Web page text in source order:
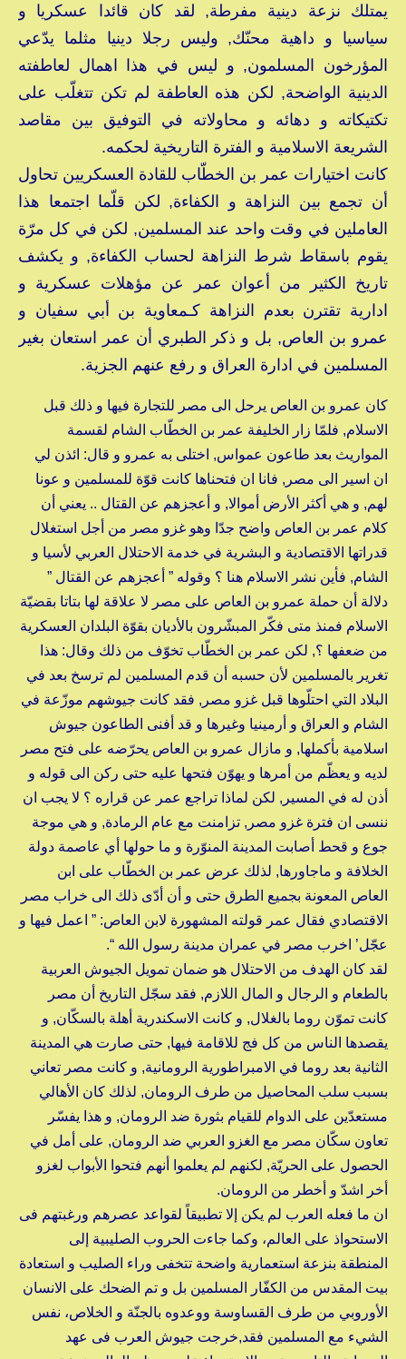
يمتلك نزعة دينية مفرطة, لقد كان قائدا عسكريا و
سياسيا و داهية محنّك, وليس رجلا دينيا مثلما يدّعي
المؤرخون المسلمون, و ليس في هذا اهمال لعاطفته
الدينية الواضحة, لكن هذه العاطفة لم تكن تتغلّب على
تكتيكاته و دهائه و محاولاته في التوفيق بين مقاصد
الشريعة الاسلامية و الفترة التاريخية لحكمه.
كانت اختيارات عمر بن الخطّاب للقادة العسكريين تحاول
أن تجمع بين النزاهة و الكفاءة, لكن قلّما اجتمعا هذا
العاملين في وقت واحد عند المسلمين, لكن في كل مرّة
يقوم باسقاط شرط النزاهة لحساب الكفاءة, و يكشف
تاريخ الكثير من أعوان عمر عن مؤهلات عسكرية و
ادارية تقترن بعدم النزاهة كـمعاوية بن أبي سفيان و
عمرو بن العاص, بل و ذكر الطبري أن عمر استعان بغير
المسلمين في ادارة العراق و رفع عنهم الجزية.
كان عمرو بن العاص يرحل الى مصر للتجارة فيها و ذلك قبل
الاسلام, فلمّا زار الخليفة عمر بن الخطّاب الشام لقسمة
المواريث بعد طاعون عمواس, اختلى به عمرو و قال: ائذن لي
ان اسير الى مصر, فانا ان فتحناها كانت قوّة للمسلمين و عونا
لهم, و هي أكثر الأرض أموالا, و أعجزهم عن القتال .. يعني أن
كلام عمر بن العاص واضح جدّا وهو غزو مصر من أجل استغلال
قدراتها الاقتصادية و البشرية في خدمة الاحتلال العربي لأسيا و
الشام, فأين نشر الاسلام هنا ؟ وقوله ” أعجزهم عن القتال ”
دلالة أن حملة عمرو بن العاص على مصر لا علاقة لها بتاتا بقضيّة
الاسلام فمنذ متى فكّر المبشّرون بالأديان بقوّة البلدان العسكرية
من ضعفها ؟, لكن عمر بن الخطّاب تخوّف من ذلك وقال: هذا
تغرير بالمسلمين لأن حسبه أن قدم المسلمين لم ترسخ بعد في
البلاد التي احتلّوها قبل غزو مصر, فقد كانت جيوشهم موزّعة في
الشام و العراق و أرمينيا وغيرها و قد أفنى الطاعون جيوش
اسلامية بأكملها, و مازال عمرو بن العاص يحرّضه على فتح مصر
لديه و يعظّم من أمرها و يهوّن فتحها عليه حتى ركن الى قوله و
أذن له في المسير, لكن لماذا تراجع عمر عن قراره ؟ لا يجب ان
ننسى ان فترة غزو مصر, تزامنت مع عام الرمادة, و هي موجة
جوع و قحط أصابت المدينة المنوّرة و ما حولها أي عاصمة دولة
الخلافة و ماجاورها, لذلك عرض عمر بن الخطّاب على ابن
العاص المعونة بجميع الطرق حتى و أن أدّى ذلك الى خراب مصر
الاقتصادي فقال عمر قولته المشهورة لابن العاص: ” اعمل فيها و
عجّل’ اخرب مصر في عمران مدينة رسول الله “.
لقد كان الهدف من الاحتلال هو ضمان تمويل الجيوش العربية
بالطعام و الرجال و المال اللازم, فقد سجّل التاريخ أن مصر
كانت تموّن روما بالغلال, و كانت الاسكندرية أهلة بالسكّان, و
يقصدها الناس من كل فج للاقامة فيها, حتى صارت هي المدينة
الثانية بعد روما في الامبراطورية الرومانية, و كانت مصر تعاني
بسبب سلب المحاصيل من طرف الرومان, لذلك كان الأهالي
مستعدّين على الدوام للقيام بثورة ضد الرومان, و هذا يفسّر
تعاون سكّان مصر مع الغزو العربي ضد الرومان, على أمل في
الحصول على الحريّة, لكنهم لم يعلموا أنهم فتحوا الأبواب لغزو
أخر اشدّ و أخطر من الرومان.
ان ما فعله العرب لم يكن إلا تطبيقاً لقواعد عصرهم ورغبتهم فى
الاستحواذ على العالم، وكما جاءت الحروب الصليبية إلى
المنطقة بنزعة استعمارية واضحة تتخفى وراء الصليب و استعادة
بيت المقدس من الكفّار المسلمين بل و تم الضحك على الانسان
الأوروبي من طرف القساوسة ووعدوه بالجنّة و الخلاص، نفس
الشيء مع المسلمين فقد,خرجت جيوش العرب فى عهد